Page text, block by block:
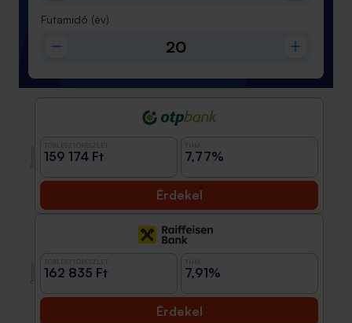
Futamidő (év)
159 174 Ft 7,77%
Érdekel
162 835 Ft 7,91%
Érdekel